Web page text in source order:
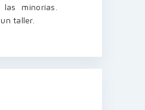
minorías.
taller.